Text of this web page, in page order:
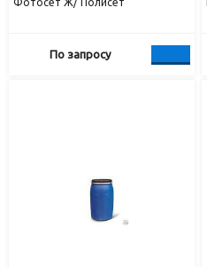
Фотосет Ж/ Полисет
По запросу